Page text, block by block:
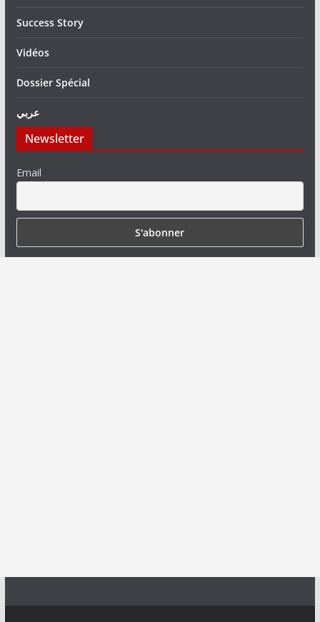
Success Story
Vidéos
Dossier Spécial
عربي
Newsletter
Email